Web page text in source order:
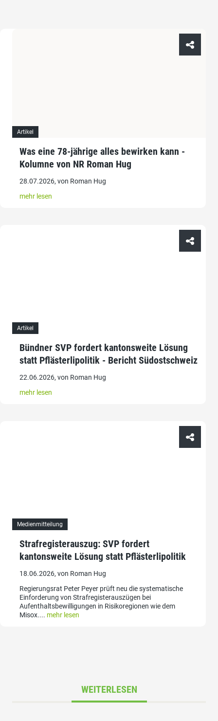
Artikel
Was eine 78-jährige alles bewirken kann -
Kolumne von NR Roman Hug
28.07.2026, von Roman Hug
mehr lesen
Artikel
Bündner SVP fordert kantonsweite Lösung
statt Pflästerlipolitik - Bericht Südostschweiz
22.06.2026, von Roman Hug
mehr lesen
Medienmitteilung
Strafregisterauszug: SVP fordert
kantonsweite Lösung statt Pflästerlipolitik
18.06.2026, von Roman Hug
Regierungsrat Peter Peyer prüft neu die systematische
Einforderung von Strafregisterauszügen bei
Aufenthaltsbewilligungen in Risikoregionen wie dem
Misox.... mehr lesen
WEITERLESEN